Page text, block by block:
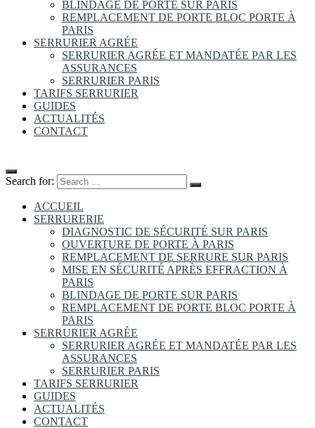
BLINDAGE DE PORTE SUR PARIS
REMPLACEMENT DE PORTE BLOC PORTE À
PARIS
SERRURIER AGRÉE
SERRURIER AGRÉE ET MANDATÉE PAR LES
ASSURANCES
SERRURIER PARIS
TARIFS SERRURIER
GUIDES
ACTUALITÉS
CONTACT
Search for:
ACCUEIL
SERRURERIE
DIAGNOSTIC DE SÉCURITÉ SUR PARIS
OUVERTURE DE PORTE À PARIS
REMPLACEMENT DE SERRURE SUR PARIS
MISE EN SÉCURITÉ APRÈS EFFRACTION À
PARIS
BLINDAGE DE PORTE SUR PARIS
REMPLACEMENT DE PORTE BLOC PORTE À
PARIS
SERRURIER AGRÉE
SERRURIER AGRÉE ET MANDATÉE PAR LES
ASSURANCES
SERRURIER PARIS
TARIFS SERRURIER
GUIDES
ACTUALITÉS
CONTACT